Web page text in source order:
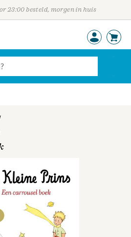
23:00 besteld, morgen in huis